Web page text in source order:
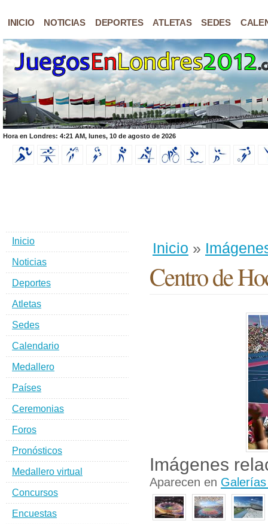
INICIO NOTICIAS DEPORTES ATLETAS SEDES
Hora en Londres: 4:21 AM, lunes, 10 de agosto de 2026
Inicio »
Centro de
Imágenes
Aparecen en
Inicio
Noticias
Deportes
Atletas
Sedes
Calendario
Medallero
Países
Ceremonias
Foros
Pronósticos
Medallero virtual
Concursos
Encuestas